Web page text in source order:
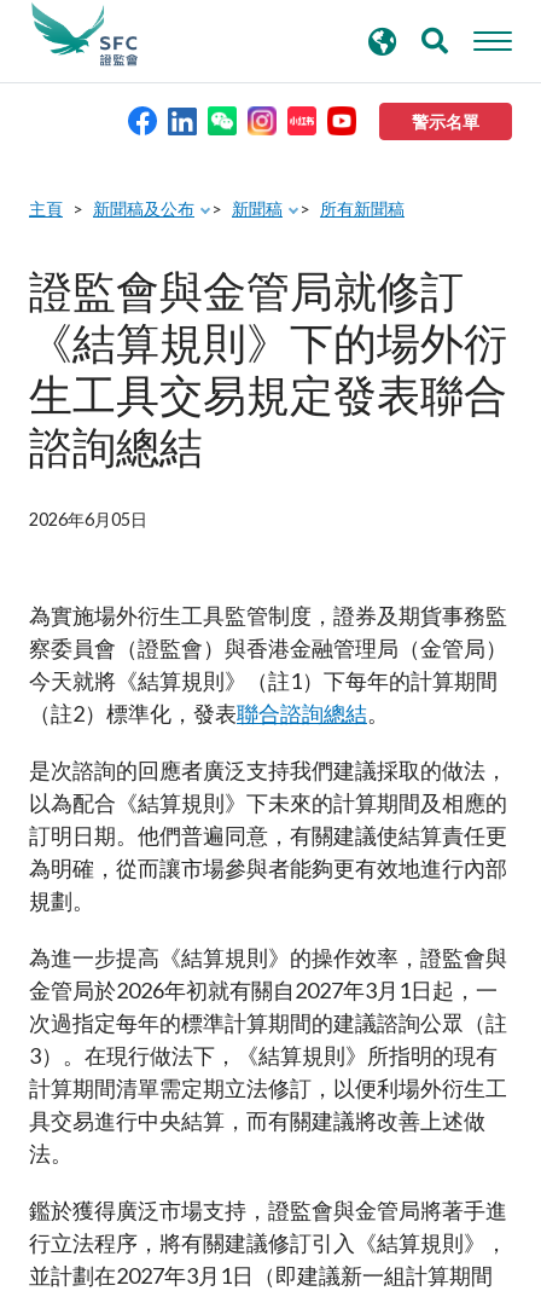
警示名單
本會簡介
監管職能
規則及標準
資料庫
尋
主頁 新聞稿及公布 新聞稿 所有新聞稿
證監會與金管局就修訂
《結算規則》下的場外衍
生工具交易規定發表聯合
諮詢總結
2026年6月05日
為實施場外衍生工具監管制度，證券及期貨事務監
察委員會（證監會）與香港金融管理局（金管局）
今天就將《結算規則》（註1）下每年的計算期間
（註2）標準化，發表聯合諮詢總結。
是次諮詢的回應者廣泛支持我們建議採取的做法，
以為配合《結算規則》下未來的計算期間及相應的
訂明日期。他們普遍同意，有關建議使結算責任更
為明確，從而讓市場參與者能夠更有效地進行內部
規劃。
為進一步提高《結算規則》的操作效率，證監會與
金管局於2026年初就有關自2027年3月1日起，一
次過指定每年的標準計算期間的建議諮詢公眾（註
3）。在現行做法下，《結算規則》所指明的現有
計算期間清單需定期立法修訂，以便利場外衍生工
具交易進行中央結算，而有關建議將改善上述做
法。
鑑於獲得廣泛市場支持，證監會與金管局將著手進
行立法程序，將有關建議修訂引入《結算規則》，
並計劃在2027年3月1日（即建議新一組計算期間